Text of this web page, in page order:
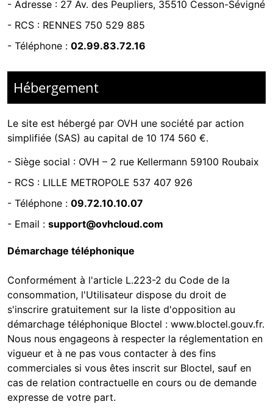
- Adresse : 27 Av. des Peupliers, 35510 Cesson-Sévigné
- RCS : RENNES 750 529 885
- Téléphone : 02.99.83.72.16
Hébergement
Le site est hébergé par OVH une société par action
simplifiée (SAS) au capital de 10 174 560 €.
- Siège social : OVH – 2 rue Kellermann 59100 Roubaix
- RCS : LILLE METROPOLE 537 407 926
- Téléphone : 09.72.10.10.07
- Email : support@ovhcloud.com
Démarchage téléphonique
Conformément à l'article L.223-2 du Code de la
consommation, l'Utilisateur dispose du droit de
s'inscrire gratuitement sur la liste d'opposition au
démarchage téléphonique Bloctel : www.bloctel.gouv.fr.
Nous nous engageons à respecter la réglementation en
vigueur et à ne pas vous contacter à des fins
commerciales si vous êtes inscrit sur Bloctel, sauf en
cas de relation contractuelle en cours ou de demande
expresse de votre part.